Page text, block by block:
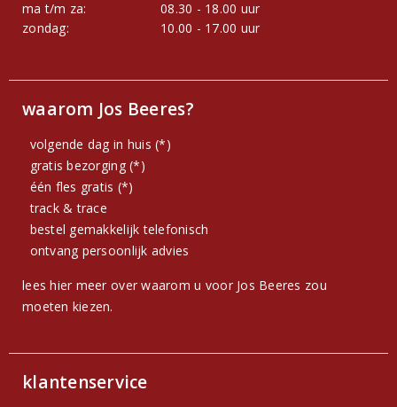
ma t/m za:
08.30 - 18.00 uur
zondag:
10.00 - 17.00 uur
waarom Jos Beeres?
volgende dag in huis (*)
gratis bezorging (*)
één fles gratis (*)
track & trace
bestel gemakkelijk telefonisch
ontvang persoonlijk advies
lees hier meer over waarom u voor Jos Beeres zou
moeten kiezen.
klantenservice